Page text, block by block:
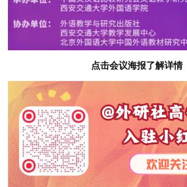
点击会议海报了解详情